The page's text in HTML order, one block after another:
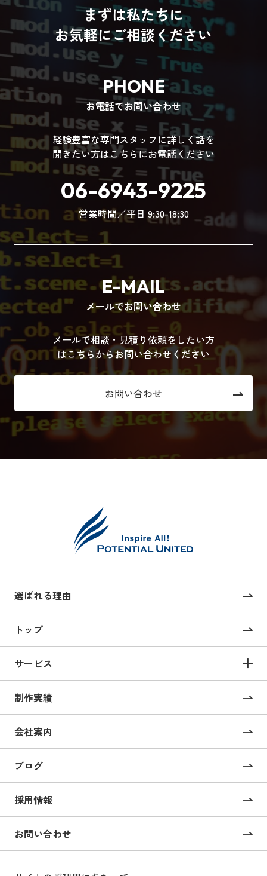
まずは私たちに
お気軽にご相談ください
PHONE
お電話でお問い合わせ
経験豊富な専門スタッフに詳しく話を
聞きたい方はこちらにお電話ください
06-6943-9225
営業時間／平日 9:30-18:30
E-MAIL
メールでお問い合わせ
メールで相談・見積り依頼をしたい方
はこちらからお問い合わせください
お問い合わせ
選ばれる理由
トップ
サービス
サービス TOP
サイト構築
コーポレートサイト制作
採用サイト制作
CMS構築・導入
オンライン校正ツール “UI Collabo”
Webコンサルティング
制作実績
会社案内
ブログ
採用情報
お問い合わせ